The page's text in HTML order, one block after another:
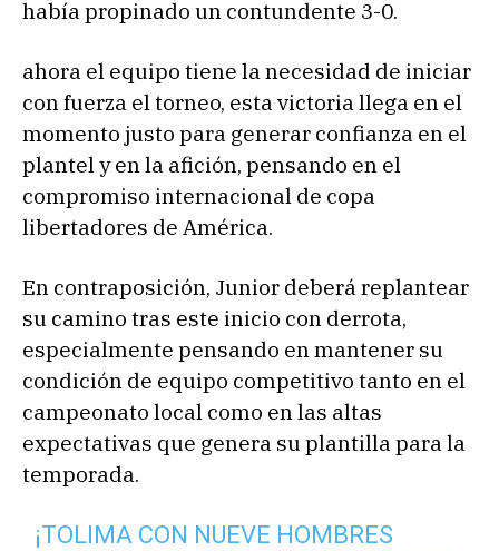
había propinado un contundente 3-0.
ahora el equipo tiene la necesidad de iniciar
con fuerza el torneo, esta victoria llega en el
momento justo para generar confianza en el
plantel y en la afición, pensando en el
compromiso internacional de copa
libertadores de América.
En contraposición, Junior deberá replantear
su camino tras este inicio con derrota,
especialmente pensando en mantener su
condición de equipo competitivo tanto en el
campeonato local como en las altas
expectativas que genera su plantilla para la
temporada.
¡TOLIMA CON NUEVE HOMBRES